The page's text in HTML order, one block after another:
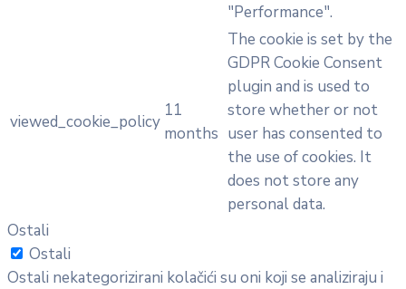
"Performance".
viewed_cookie_policy
11
months
The cookie is set by the
GDPR Cookie Consent
plugin and is used to
store whether or not
user has consented to
the use of cookies. It
does not store any
personal data.
Ostali
Ostali
Ostali nekategorizirani kolačići su oni koji se analiziraju i